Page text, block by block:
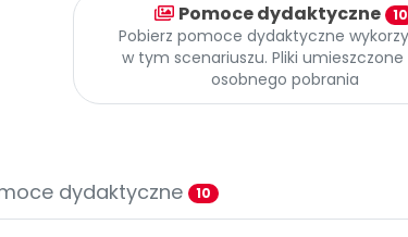
Pomoce dydaktyczne 10
Pobierz pomoce dydaktyczne
w tym scenariuszu. Pliki umieszczone
osobnego pobrania
dydaktyczne 10